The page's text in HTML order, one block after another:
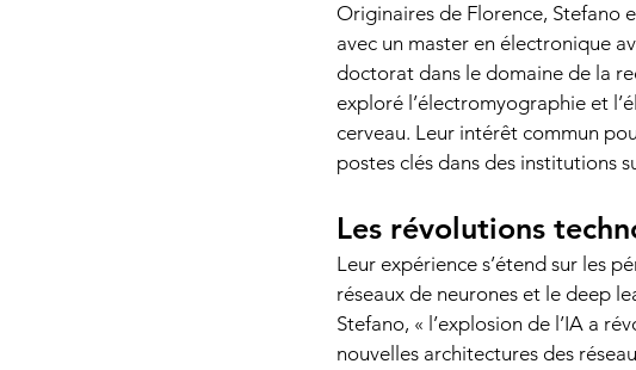
Originaires de Florence, Stefano
avec un master en électronique
doctorat dans le domaine de la
exploré l’électromyographie et
cerveau. Leur intérêt commun
postes clés dans des institutions
Les révolutions
Leur expérience s’étend sur les
réseaux de neurones et le deep
Stefano, « l’explosion de l’IA a
nouvelles architectures des